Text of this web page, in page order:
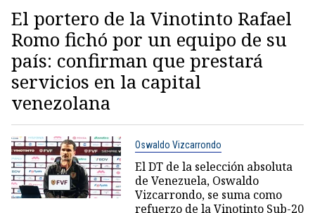
El portero de la Vinotinto Rafael
Romo fichó por un equipo de su
país: confirman que prestará
servicios en la capital
venezolana
Oswaldo Vizcarrondo
El DT de la selección absoluta
de Venezuela, Oswaldo
Vizcarrondo, se suma como
refuerzo de la Vinotinto Sub-20